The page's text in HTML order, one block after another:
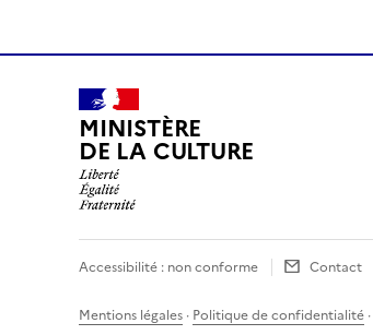
MINISTÈRE
DE LA CULTURE
Accessibilité : non conforme Contact
Mentions légales · Politique de confidentialité ·